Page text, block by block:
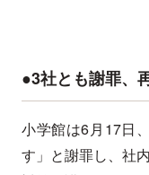
●3社とも謝罪、
小学館は6月17日
す」と謝罪し、社